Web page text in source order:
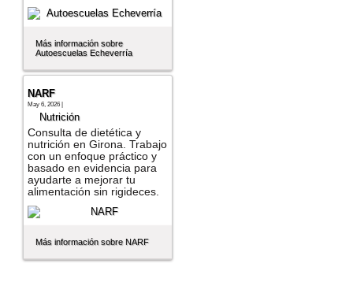
Más información sobre
Autoescuelas Echeverría
NARF
May 6, 2026 |
Nutrición
Consulta de dietética y
nutrición en Girona. Trabajo
con un enfoque práctico y
basado en evidencia para
ayudarte a mejorar tu
alimentación sin rigideces.
Más información sobre NARF